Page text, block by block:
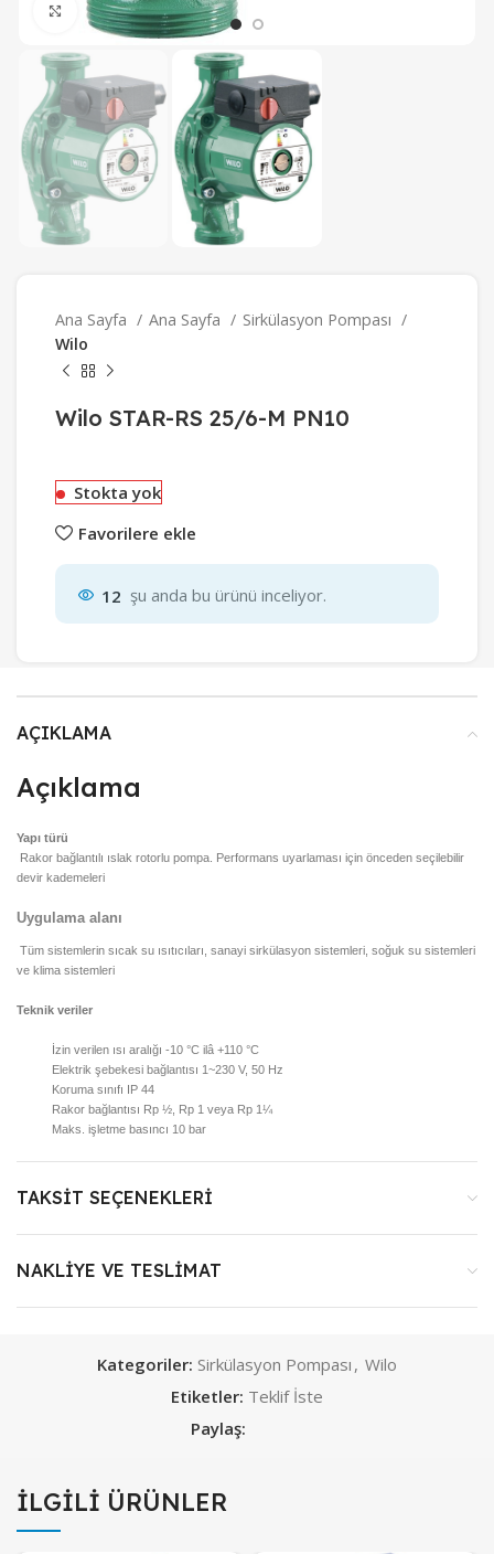
Büyütmek için tıklayın
Ana Sayfa Ana Sayfa
Sirkülasyon Pompası
Wilo
Wilo STAR-RS 25/6-M PN10
Stokta yok
Favorilere ekle
12 şu anda bu ürünü inceliyor.
AÇIKLAMA
Açıklama
Yapı türü
Rakor bağlantılı ıslak rotorlu pompa. Performans uyarlaması için önceden seçilebilir
devir kademeleri
Uygulama alanı
Tüm sistemlerin sıcak su ısıtıcıları, sanayi sirkülasyon sistemleri, soğuk su sistemleri
ve klima sistemleri
Teknik veriler
İzin verilen ısı aralığı ‐10 °C ilâ +110 °C
Elektrik şebekesi bağlantısı 1~230 V, 50 Hz
Koruma sınıfı IP 44
Rakor bağlantısı Rp ½, Rp 1 veya Rp 1¼
Maks. işletme basıncı 10 bar
TAKSIT SEÇENEKLERI
NAKLIYE VE TESLIMAT
Kategoriler: Sirkülasyon Pompası , Wilo
Etiketler: Teklif İste
Paylaş:
İLGILI ÜRÜNLER